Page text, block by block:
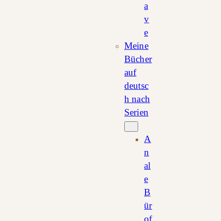
a
v
e
Meine
Bücher
auf
deutsc
h nach
Serien
A
n
al
e
B
ür
of